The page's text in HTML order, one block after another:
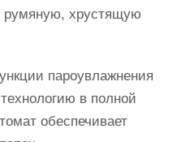
румяную, хрустящую
пароувлажнения
в полной
обеспечивает